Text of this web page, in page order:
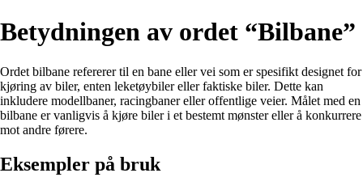
Betydningen av ordet “Bilbane”
Ordet bilbane refererer til en bane eller vei som er spesifikt designet for
kjøring av biler, enten leketøybiler eller faktiske biler. Dette kan
inkludere modellbaner, racingbaner eller offentlige veier. Målet med en
bilbane er vanligvis å kjøre biler i et bestemt mønster eller å konkurrere
mot andre førere.
Eksempler på bruk